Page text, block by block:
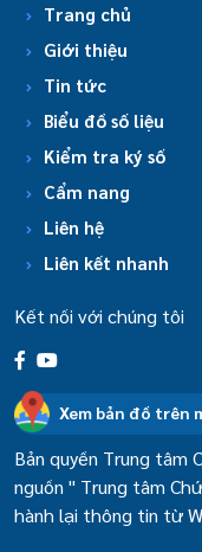
Trang chủ
Giới thiệu
Tin tức
Biểu đồ số liệu
Kiểm tra ký số
Cẩm nang
Liên hệ
Liên kết nhanh
Kết nối với chúng tôi
Xem bản đồ trên
Bản quyền Trung tâm
nguồn " Trung tâm
hành lại thông tin từ